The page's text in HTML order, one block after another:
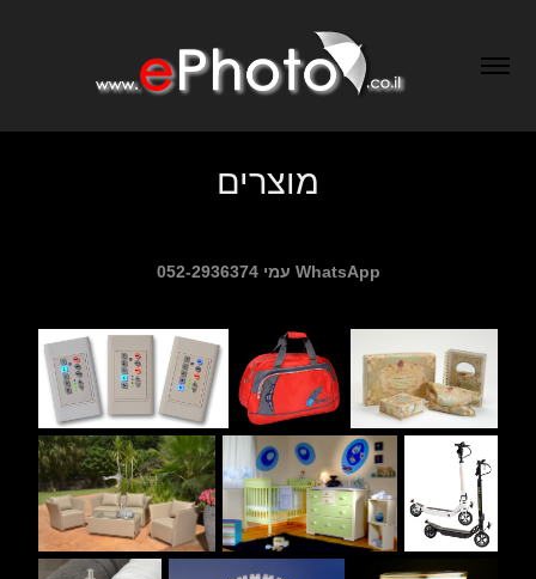
מוצרים
עמי 052-2936374 WhatsApp